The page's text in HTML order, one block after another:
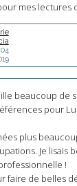
mes lectures
beaucoup de
pour
plus
Je lisais
!
faire de belles